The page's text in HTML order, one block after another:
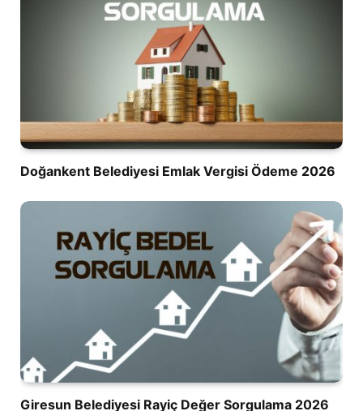
Doğankent Belediyesi Emlak Vergisi Ödeme 2026
Giresun Belediyesi Rayiç Değer Sorgulama 2026